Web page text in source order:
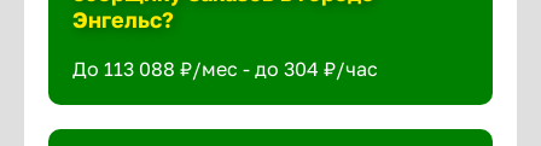
Энгельс?
До 113 088 ₽/мес - до 304 ₽/час